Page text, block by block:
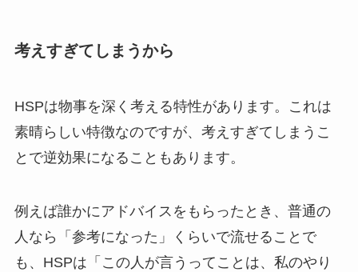
考えすぎてしまうから
HSPは物事を深く考える特性があります。これは
素晴らしい特徴なのですが、考えすぎてしまうこ
とで逆効果になることもあります。
例えば誰かにアドバイスをもらったとき、普通の
人なら「参考になった」くらいで流せることで
も、HSPは「この人が言うってことは、私のやり